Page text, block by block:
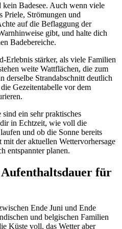
Badesee. Auch wenn viele
Priele, Strömungen und
auf die Beflaggung der
gibt, und halte dich
Badebereiche.
Erlebnis stärker, als viele Familien
weite Wattflächen, die zum
derselbe Strandabschnitt deutlich
Gezeitentabelle vor dem
ein sehr praktisches
in Echtzeit, wie voll die
und ob die Sonne bereits
der aktuellen Wettervorhersage
entspannter planen.
Aufenthaltsdauer für
Ende Juni und Ende
und belgischen Familien
Küste voll, das Wetter aber